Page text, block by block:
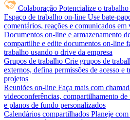
Colaboração Potencialize o
Espaço de trabalho on-line Use bate-
comentários, reações e comunicados em
Documentos on-line e armazenamento
compartilhe e edite documentos on-line
trabalho usando o drive da empresa
Grupos de trabalho Crie grupos de
externos, defina permissões de acesso e
projetos
Reuniões on-line Faça mais com
videoconferências, compartilhamento de
e planos de fundo personalizados
Calendários compartilhados Planeje